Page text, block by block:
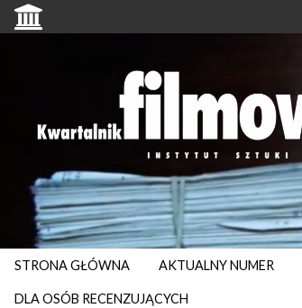
STRONA GŁÓWNA AKTUALNY NUMER
DLA OSÓB RECENZUJĄCYCH